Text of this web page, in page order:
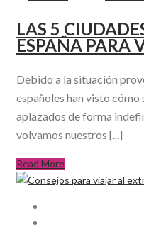
LAS 5
ESPAÑA PARA
Debido a la situación
españoles han visto cómo
aplazados de forma
volvamos nuestros [...]
Read More